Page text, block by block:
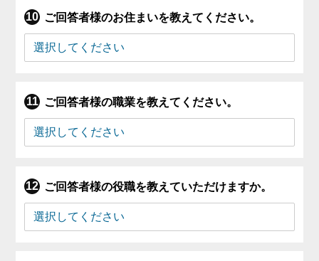
ご回答者様のお住まいを教えてください。
ご回答者様の職業を教えてください。
ご回答者様の役職を教えていただけますか。